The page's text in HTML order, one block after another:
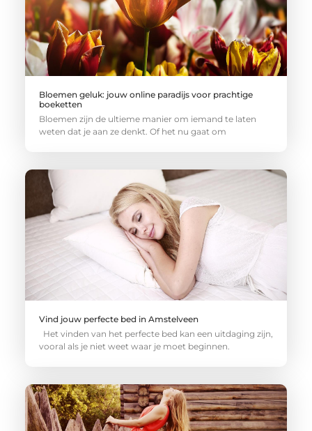
Bloemen geluk: jouw online paradijs voor prachtige
boeketten
Bloemen zijn de ultieme manier om iemand te laten
weten dat je aan ze denkt. Of het nu gaat om
Vind jouw perfecte bed in Amstelveen
Het vinden van het perfecte bed kan een uitdaging zijn,
vooral als je niet weet waar je moet beginnen.